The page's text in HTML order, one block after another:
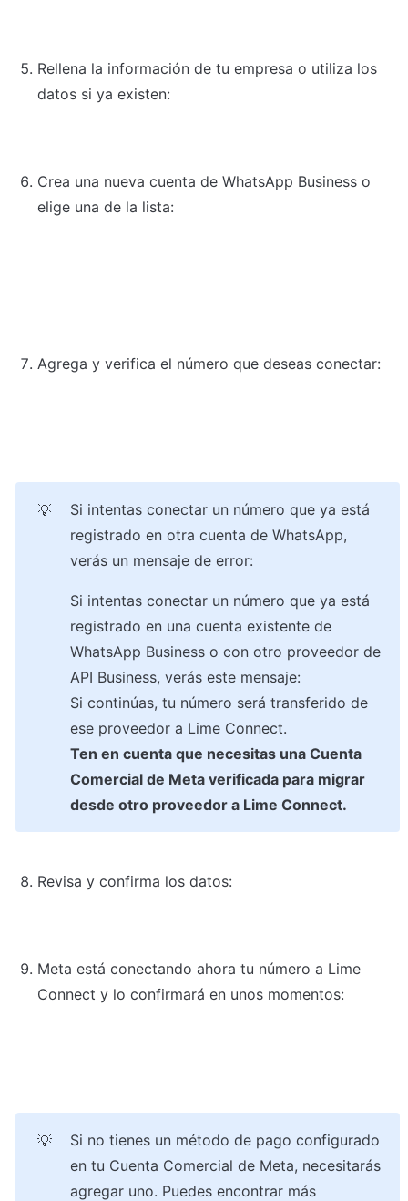
Rellena la información de tu empresa o utiliza los
datos si ya existen:
Crea una nueva cuenta de WhatsApp Business o
elige una de la lista:
Agrega y verifica el número que deseas conectar:
💡
Si intentas conectar un número que ya está
registrado en otra cuenta de WhatsApp,
verás un mensaje de error:
Si intentas conectar un número que ya está
registrado en una cuenta existente de
WhatsApp Business o con otro proveedor de
API Business, verás este mensaje:
Si continúas, tu número será transferido de
Ten en cuenta que necesitas una Cuenta
Comercial de Meta verificada para migrar
desde otro proveedor a Lime Connect.
Revisa y confirma los datos:
Meta está conectando ahora tu número a Lime
Connect y lo confirmará en unos momentos:
💡
Si no tienes un método de pago configurado
en tu Cuenta Comercial de Meta, necesitarás
agregar uno. Puedes encontrar más